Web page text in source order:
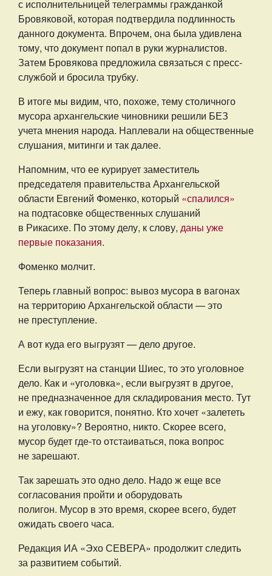
с исполнительницей телеграммы гражданкой
Бровяковой, которая подтвердила подлинность
данного документа. Впрочем, она была удивлена
тому, что документ попал в руки журналистов.
Затем Бровякова предложила связаться с пресс-
службой и бросила трубку.
В итоге мы видим, что, похоже, тему столичного
мусора архангельские чиновники решили БЕЗ
учета мнения народа. Наплевали на общественные
слушания, митинги и так далее.
Напомним, что ее курирует заместитель
председателя правительства Архангельской
области Евгений Фоменко, который «спалился»
на подтасовке общественных слушаний
в Рикасихе. По этому делу, к слову, даны уже
первые показания.
Фоменко молчит.
Теперь главный вопрос: вывоз мусора в вагонах
на территорию Архангельской области — это
не преступление.
А вот куда его выгрузят — дело другое.
Если выгрузят на станции Шиес, то это уголовное
дело. Как и «уголовка», если выгрузят в другое,
не предназначенное для складирования место. Тут
и ежу, как говорится, понятно. Кто хочет «залететь
на уголовку»? Вероятно, никто. Скорее всего,
мусор будет где-то отстаиваться, пока вопрос
не зарешают.
Так зарешать это одно дело. Надо ж еще все
согласования пройти и оборудовать
полигон. Мусор в это время, скорее всего, будет
ожидать своего часа.
Редакция ИА «Эхо СЕВЕРА» продолжит следить
за развитием событий.